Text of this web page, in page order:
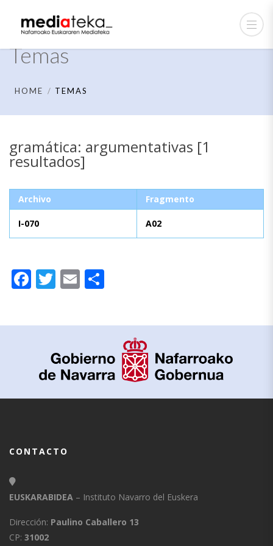
Temas
HOME TEMAS
gramática: argumentativas [1
resultados]
Archivo Fragmento
I-070 A02
Facebook
Twitter
Email
CONTACTO
EUSKARABIDEA – Instituto Navarro del Euskera
Dirección: Paulino Caballero 13
CP: 31002